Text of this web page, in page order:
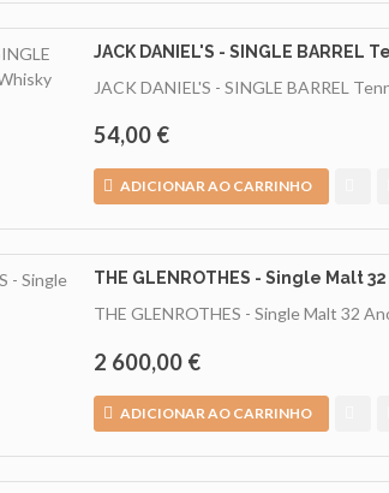
JACK DANIEL'S - SINGLE BARREL
JACK DANIEL'S - SINGLE BARREL
54,00 €
ADICIONAR AO CARRINHO
THE GLENROTHES - Single Malt
THE GLENROTHES - Single Malt 32
2 600,00 €
ADICIONAR AO CARRINHO